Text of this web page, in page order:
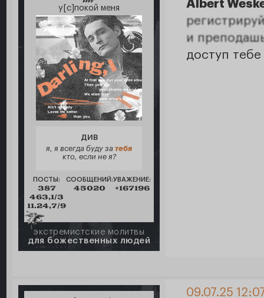
у[с]покой меня
ДИВ
я, я всегда буду за тебя
кто, если не я?
ПОСТЫ:
387
463,1/3
11.24,7/9
СООБЩЕНИЙ:
45020
УВАЖЕНИЕ:
+167196
экстремистские молитвы
для божественных людей
Albert
и
доступ
09.07.25